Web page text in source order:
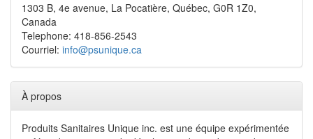
1303 B, 4e avenue, La Pocatière, Québec, G0R 1Z0,
Canada
Telephone: 418-856-2543
Courriel: info@psunique.ca
À propos
Produits Sanitaires Unique inc. est une équipe expérimentée